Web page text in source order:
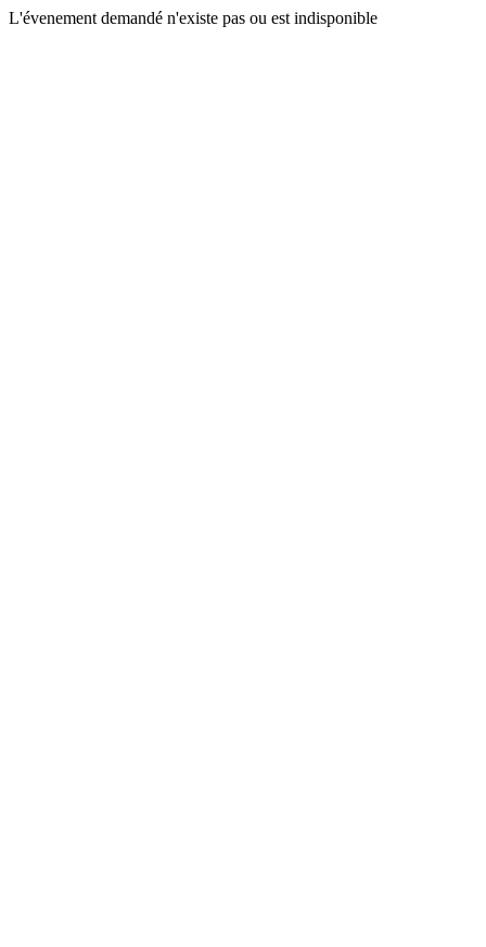
L'évenement demandé n'existe pas ou est indisponible